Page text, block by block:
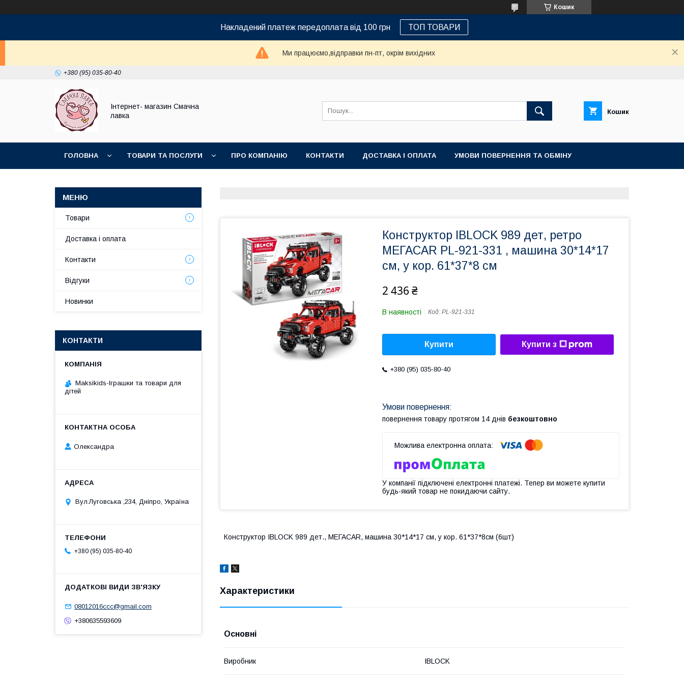
Кошик
Накладений платеж передоплата від 100 грн ТОП ТОВАРИ
Ми працюємо,відправки пн-пт, окрім вихідних
+380 (95) 035-80-40
Інтернет- магазин Смачна
лавка
Кошик
ГОЛОВНА ТОВАРИ ТА ПОСЛУГИ ПРО КОМПАНІЮ КОНТАКТИ ДОСТАВКА І ОПЛАТА УМОВИ ПОВЕРНЕННЯ ТА ОБМІНУ
Конструктор IBLOCK 989 дет, ретро
МЕГАCAR PL-921-331 , машина 30*14*17
см, у кор. 61*37*8 см
2 436 ₴
В наявності Код: PL-921-331
Купити Купити з
+380 (95) 035-80-40
повернення товару протягом 14 днів безкоштовно
У компанії підключені електронні платежі. Тепер ви можете купити
будь-який товар не покидаючи сайту.
Конструктор IBLOCK 989 дет., МЕГАCAR, машина 30*14*17 см, у кор. 61*37*8см (6шт)
Характеристики
Основні
Виробник IBLOCK
Товари
Доставка і оплата
Контакти
Відгуки
Новинки
КОНТАКТИ
Maksikids-Іграшки та товари для
дітей
Олександра
Вул.Луговська ,234, Дніпро, Україна
+380 (95) 035-80-40
08012016ccc@gmail.com
+380635593609